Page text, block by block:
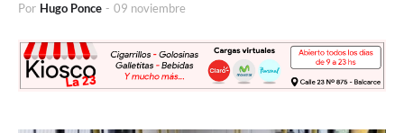
Por Hugo Ponce - 09 noviembre